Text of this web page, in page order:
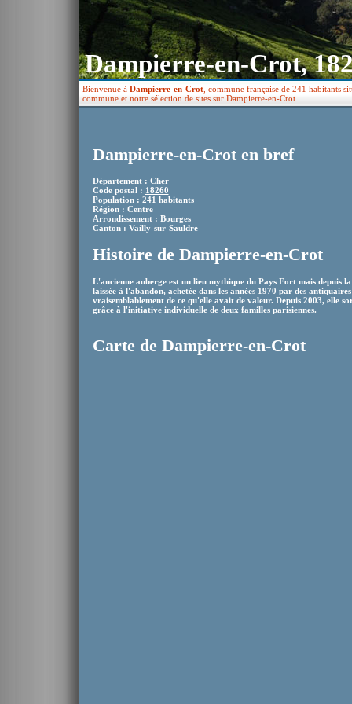
Dampierre-en-Crot,
Bienvenue à Dampierre-en-Crot , commune française de 241 habitants
commune et notre sélection de sites sur Dampierre-en-Crot.
Dampierre-en-Crot en bref
Département : Cher
Code postal : 18260
Population : 241 habitants
Région : Centre
Arrondissement : Bourges
Canton : Vailly-sur-Sauldre
Histoire de Dampierre-en-Crot
L'ancienne auberge est un lieu mythique du Pays Fort mais depuis
laissée à l'abandon, achetée dans les années 1970 par des
vraisemblablement de ce qu'elle avait de valeur. Depuis 2003, elle
grâce à l'initiative individuelle de deux familles parisiennes.
Carte de Dampierre-en-Crot